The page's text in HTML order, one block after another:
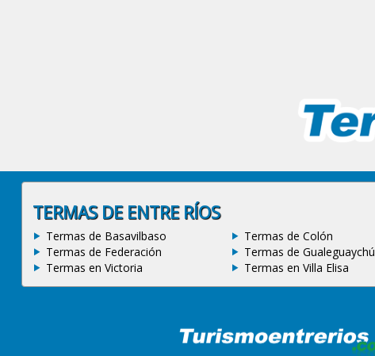
TERMAS DE ENTRE RÍOS
Termas de Basavilbaso Termas de Colón
Termas de Federación
Termas de Gualeguaychú
Termas en Victoria
Termas en Villa Elisa